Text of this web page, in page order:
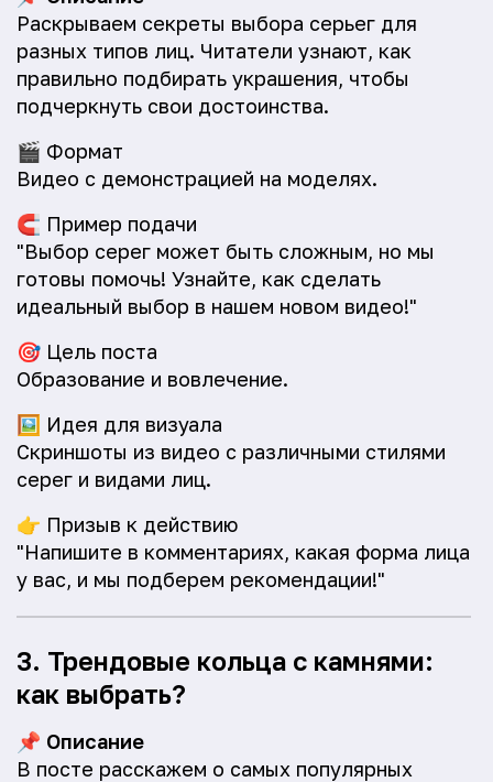
Раскрываем секреты выбора серьег для
разных типов лиц. Читатели узнают, как
правильно подбирать украшения, чтобы
подчеркнуть свои достоинства.
🎬 Формат
Видео с демонстрацией на моделях.
🧲 Пример подачи
"Выбор серег может быть сложным, но мы
готовы помочь! Узнайте, как сделать
идеальный выбор в нашем новом видео!"
🎯 Цель поста
Образование и вовлечение.
🖼️ Идея для визуала
Скриншоты из видео с различными стилями
серег и видами лиц.
👉 Призыв к действию
"Напишите в комментариях, какая форма лица
у вас, и мы подберем рекомендации!"
3. Трендовые кольца с камнями:
как выбрать?
📌 Описание
В посте расскажем о самых популярных